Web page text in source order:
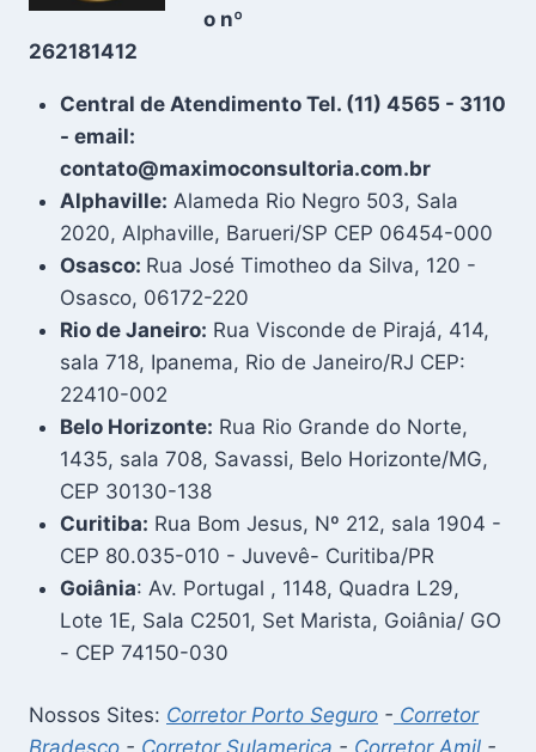
o nº
262181412
Central de Atendimento Tel. (11) 4565 - 3110
- email:
contato@maximoconsultoria.com.br
Alphaville: Alameda Rio Negro 503, Sala
2020, Alphaville, Barueri/SP CEP 06454-000
Osasco: Rua José Timotheo da Silva, 120 -
Osasco, 06172-220
Rio de Janeiro: Rua Visconde de Pirajá, 414,
sala 718, Ipanema, Rio de Janeiro/RJ CEP:
22410-002
Belo Horizonte: Rua Rio Grande do Norte,
1435, sala 708, Savassi, Belo Horizonte/MG,
CEP 30130-138
Curitiba: Rua Bom Jesus, Nº 212, sala 1904 -
CEP 80.035-010 - Juvevê- Curitiba/PR
Goiânia: Av. Portugal , 1148, Quadra L29,
Lote 1E, Sala C2501, Set Marista, Goiânia/ GO
- CEP 74150-030
Nossos Sites: Corretor Porto Seguro - Corretor